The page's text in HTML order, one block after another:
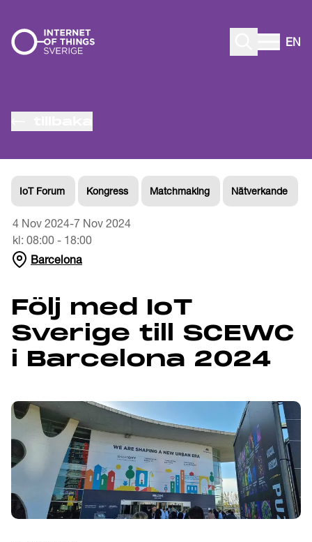
Gå till innehåll
EN
IoT Forum Kongress Matchmaking Nätverkande
4 Nov 2024-7 Nov 2024
kl: 08:00 - 18:00
Barcelona
Följ med IoT
Sverige till SCEWC
i Barcelona 2024